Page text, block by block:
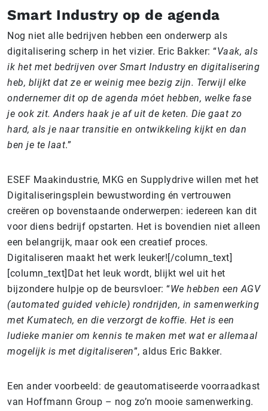
Smart Industry op de agenda
Nog niet alle bedrijven hebben een onderwerp als
digitalisering scherp in het vizier. Eric Bakker: “Vaak, als
ik het met bedrijven over Smart Industry en digitalisering
heb, blijkt dat ze er weinig mee bezig zijn. Terwijl elke
ondernemer dit op de agenda móet hebben, welke fase
je ook zit. Anders haak je af uit de keten. Die gaat zo
hard, als je naar transitie en ontwikkeling kijkt en dan
ben je te laat.”
ESEF Maakindustrie, MKG en Supplydrive willen met het
Digitaliseringsplein bewustwording én vertrouwen
creëren op bovenstaande onderwerpen: iedereen kan dit
voor diens bedrijf opstarten. Het is bovendien niet alleen
een belangrijk, maar ook een creatief proces.
Digitaliseren maakt het werk leuker![/column_text]
[column_text]Dat het leuk wordt, blijkt wel uit het
bijzondere hulpje op de beursvloer: “We hebben een AGV
(automated guided vehicle) rondrijden, in samenwerking
met Kumatech, en die verzorgt de koffie. Het is een
ludieke manier om kennis te maken met wat er allemaal
mogelijk is met digitaliseren”, aldus Eric Bakker.
Een ander voorbeeld: de geautomatiseerde voorraadkast
van Hoffmann Group – nog zo’n mooie samenwerking.